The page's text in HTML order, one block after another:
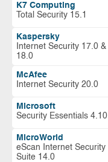
K7 Computing
Total Security 15.1
Kaspersky
Internet Security 17.0 &
18.0
McAfee
Internet Security 20.0
Microsoft
Security Essentials 4.10
MicroWorld
eScan Internet Security
Suite 14.0